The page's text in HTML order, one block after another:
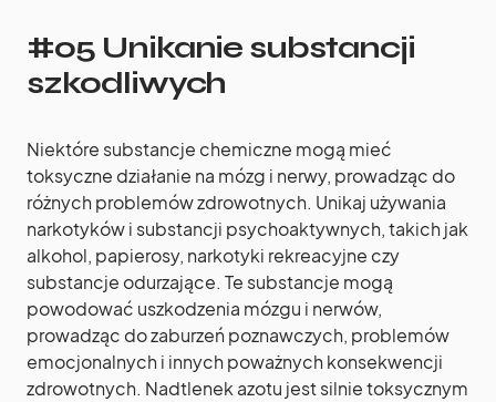
#05 Unikanie substancji
szkodliwych
Niektóre substancje chemiczne mogą mieć
toksyczne działanie na mózg i nerwy, prowadząc do
różnych problemów zdrowotnych. Unikaj używania
narkotyków i substancji psychoaktywnych, takich jak
alkohol, papierosy, narkotyki rekreacyjne czy
substancje odurzające. Te substancje mogą
powodować uszkodzenia mózgu i nerwów,
prowadząc do zaburzeń poznawczych, problemów
emocjonalnych i innych poważnych konsekwencji
zdrowotnych. Nadtlenek azotu jest silnie toksycznym